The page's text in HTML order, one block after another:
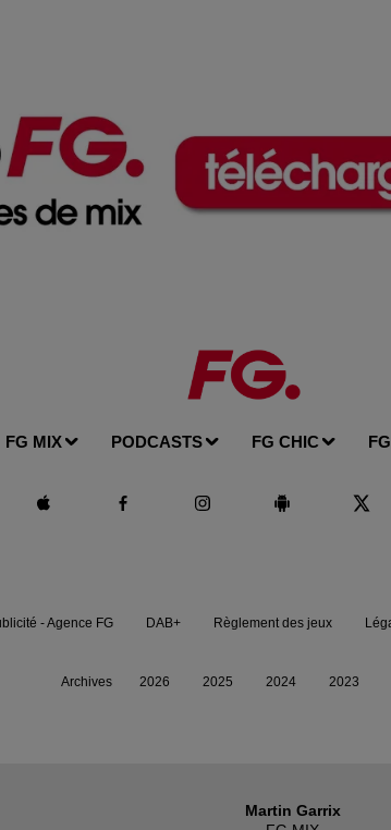
FG MIX PODCASTS FG CHIC
Martin Garrix
- Agence FG DAB+ Règlement des jeux
Archives 2026 2025 2024 2023